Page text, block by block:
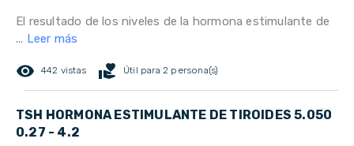
El resultado de los niveles de la hormona estimulante de
... Leer más
remove_red_eye 442 vistas volunteer_activism Útil para 2 persona(s)
TSH HORMONA ESTIMULANTE DE TIROIDES 5.050
0.27 - 4.2